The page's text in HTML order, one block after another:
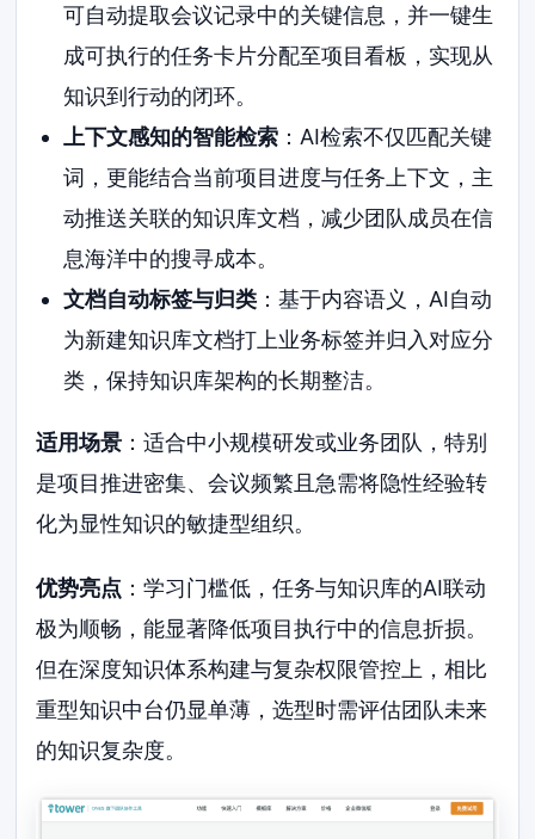
可自动提取会议记录中的关键信息，并一键生
成可执行的任务卡片分配至项目看板，实现从
知识到行动的闭环。
上下文感知的智能检索：AI检索不仅匹配关键
词，更能结合当前项目进度与任务上下文，主
动推送关联的知识库文档，减少团队成员在信
息海洋中的搜寻成本。
文档自动标签与归类：基于内容语义，AI自动
为新建知识库文档打上业务标签并归入对应分
类，保持知识库架构的长期整洁。
适用场景 ：适合中小规模研发或业务团队，特别
是项目推进密集、会议频繁且急需将隐性经验转
化为显性知识的敏捷型组织。
优势亮点 ：学习门槛低，任务与知识库的AI联动
极为顺畅，能显著降低项目执行中的信息折损。
但在深度知识体系构建与复杂权限管控上，相比
重型知识中台仍显单薄，选型时需评估团队未来
的知识复杂度。